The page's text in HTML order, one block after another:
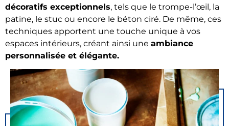
décoratifs exceptionnels, tels que le trompe-l’œil, la
patine, le stuc ou encore le béton ciré. De même, ces
techniques apportent une touche unique à vos
espaces intérieurs, créant ainsi une ambiance
personnalisée et élégante.